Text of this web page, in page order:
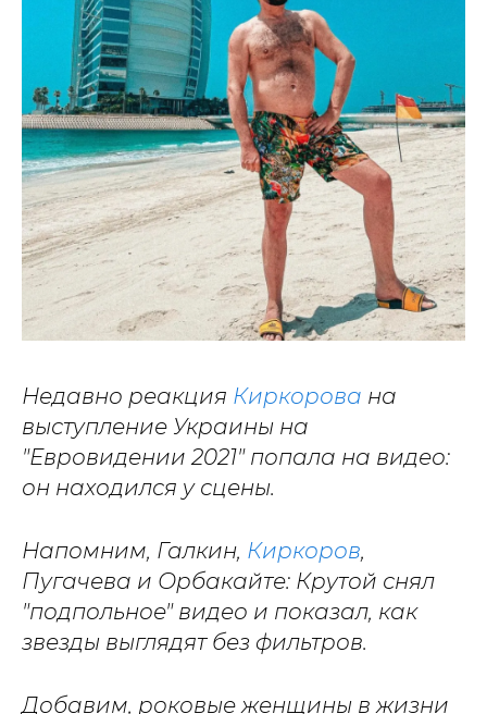
Недавно реакция Киркорова на
выступление Украины на
"Евровидении 2021" попала на видео:
он находился у сцены.
Напомним, Галкин, Киркоров,
Пугачева и Орбакайте: Крутой снял
"подпольное" видео и показал, как
звезды выглядят без фильтров.
Добавим, роковые женщины в жизни